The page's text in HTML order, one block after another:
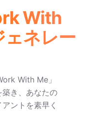
With
ネレー
With Me」
き、あなたの
ントを素早く